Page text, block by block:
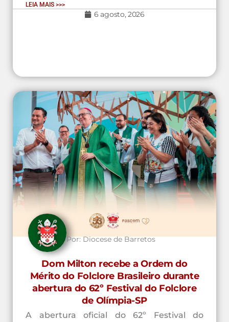
LEIA MAIS >>>
6 agosto, 2026
Por:Diocese de Barretos
Dom Milton recebe a Ordem do
Mérito do Folclore Brasileiro durante
abertura do 62º Festival do Folclore
de Olímpia-SP
A abertura oficial do 62º Festival do